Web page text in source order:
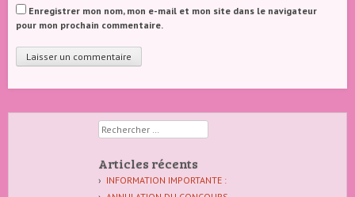
Enregistrer mon nom, mon e-mail et mon site dans le navigateur
pour mon prochain commentaire.
Rechercher
Articles récents
INFORMATION IMPORTANTE :